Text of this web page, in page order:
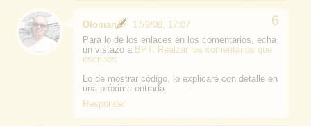
Oloman
17/9/08, 17:07
Para lo de los enlaces en los comentarios, echa
un vistazo a BPT. Realzar los comentarios que
escribes.
Lo de mostrar código, lo explicaré con detalle en
una próxima entrada.
Responder